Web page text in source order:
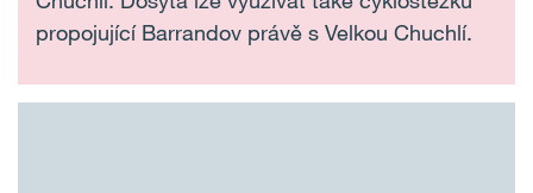
propojující Barrandov právě s Velkou Chuchlí.